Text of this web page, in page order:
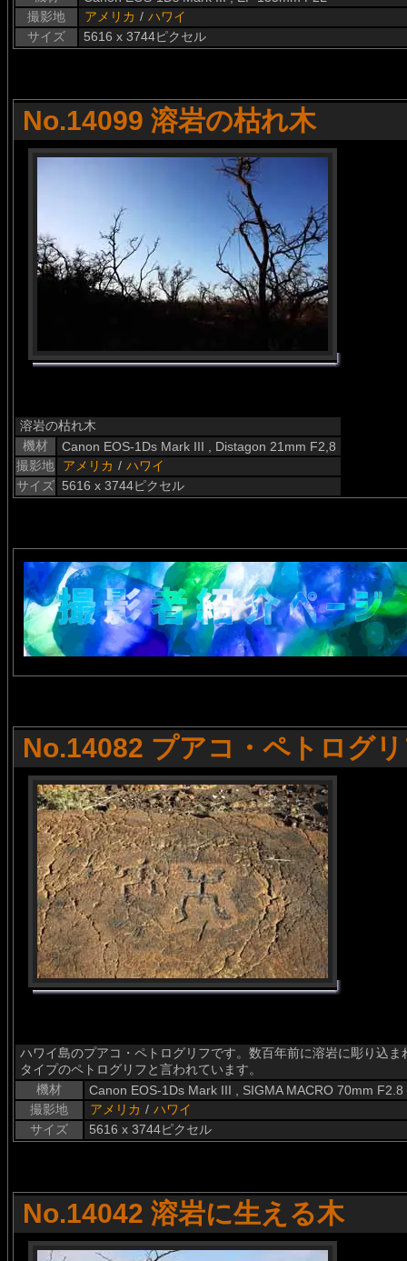
撮影地
アメリカ / ハワイ
サイズ
5616 x 3744ピクセル
No.14099 溶岩の枯れ木
溶岩の枯れ木
機材
Canon EOS-1Ds Mark III , Distagon 21mm F2,8
撮影地
アメリカ / ハワイ
サイズ 5616 x 3744ピクセル
No.14082 プアコ・ペトログ
ハワイ島のプアコ・ペトログリフです。数百年前に溶岩に彫り込
タイプのペトログリフと言われています。
機材
Canon EOS-1Ds Mark III , SIGMA MACRO 70mm F2.8
撮影地
アメリカ / ハワイ
サイズ
5616 x 3744ピクセル
No.14042 溶岩に生える木